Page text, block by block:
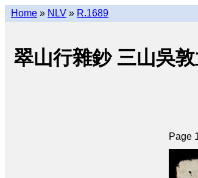
Home » NLV » R.1689
翠山行雜鈔 三山吳
Page